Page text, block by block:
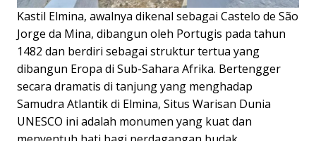
Kastil Elmina, awalnya dikenal sebagai Castelo de São
Jorge da Mina, dibangun oleh Portugis pada tahun
1482 dan berdiri sebagai struktur tertua yang
dibangun Eropa di Sub-Sahara Afrika. Bertengger
secara dramatis di tanjung yang menghadap
Samudra Atlantik di Elmina, Situs Warisan Dunia
UNESCO ini adalah monumen yang kuat dan